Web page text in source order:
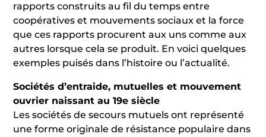
rapports construits au fil du temps entre
coopératives et mouvements sociaux et la force
que ces rapports procurent aux uns comme aux
autres lorsque cela se produit. En voici quelques
exemples puisés dans l’histoire ou l’actualité.
Sociétés d’entraide, mutuelles et mouvement
ouvrier naissant au 19e siècle
Les sociétés de secours mutuels ont représenté
une forme originale de résistance populaire dans